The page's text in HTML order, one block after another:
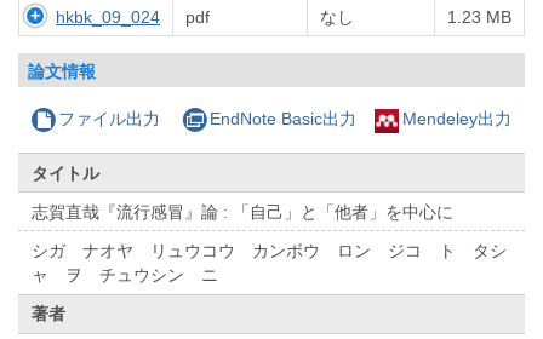
hkbk_09_024 pdf なし 1.23 MB
論文情報
ファイル出力 EndNote Basic出力 Mendeley出力
タイトル
志賀直哉『流行感冒』論 : 「自己」と「他者」を中心に
シガ ナオヤ リュウコウ カンボウ ロン ジコ ト タシ
ャ ヲ チュウシン ニ
著者